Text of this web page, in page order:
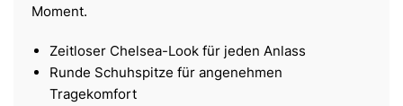
Moment.
Zeitloser Chelsea-Look für jeden Anlass
Runde Schuhspitze für angenehmen
Tragekomfort